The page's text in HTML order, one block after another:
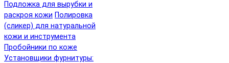
Подложка для вырубки и
раскроя кожи Полировка
(сликер) для натуральной
кожи и инструмента
Пробойники по коже
Установщики фурнитуры: